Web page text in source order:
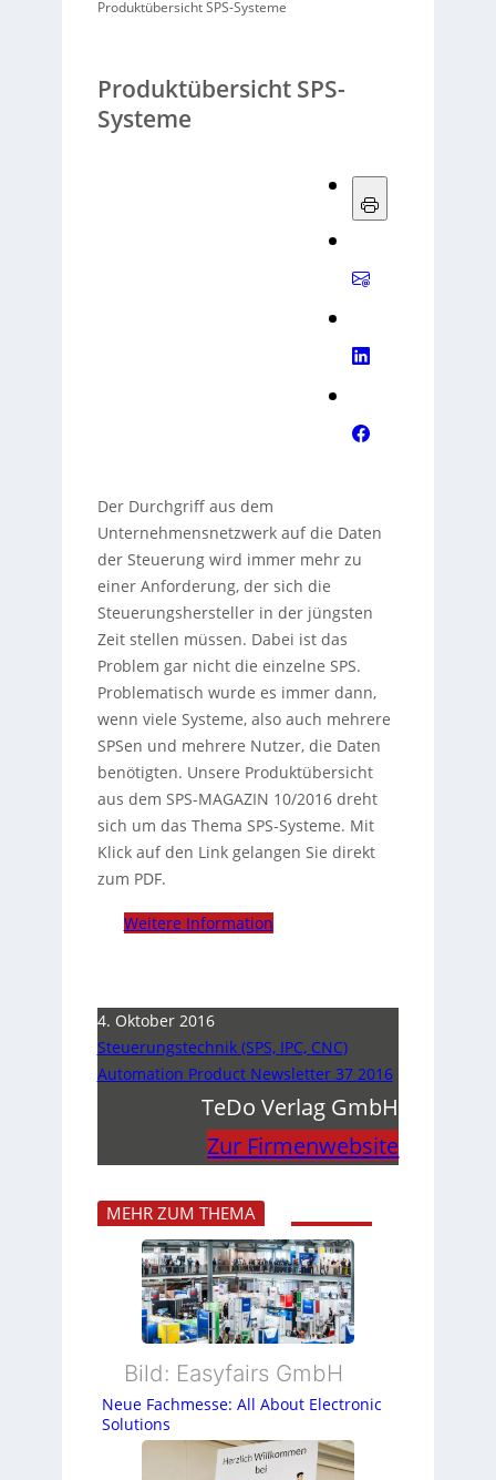
Produktübersicht SPS-Systeme
Produktübersicht SPS-
Systeme
Der Durchgriff aus dem
Unternehmensnetzwerk auf die Daten
der Steuerung wird immer mehr zu
einer Anforderung, der sich die
Steuerungshersteller in der jüngsten
Zeit stellen müssen. Dabei ist das
Problem gar nicht die einzelne SPS.
Problematisch wurde es immer dann,
wenn viele Systeme, also auch mehrere
SPSen und mehrere Nutzer, die Daten
benötigten. Unsere Produktübersicht
aus dem SPS-MAGAZIN 10/2016 dreht
sich um das Thema SPS-Systeme. Mit
Klick auf den Link gelangen Sie direkt
zum PDF.
Weitere Information
4. Oktober 2016
Steuerungstechnik (SPS, IPC, CNC)
Automation Product Newsletter 37 2016
TeDo Verlag GmbH
Zur Firmenwebsite
MEHR ZUM THEMA
Bild: Easyfairs GmbH
Neue Fachmesse: All About Electronic
Solutions